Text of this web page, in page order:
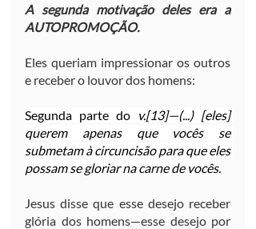
A segunda motivação deles era a
AUTOPROMOÇÃO.
Eles queriam impressionar os outros
e receber o louvor dos homens:
Segunda parte do v.[13]—(...) [eles]
querem apenas que vocês se
submetam à circuncisão para que eles
possam se gloriar na carne de vocês.
Jesus disse que esse desejo receber
glória dos homens—esse desejo por